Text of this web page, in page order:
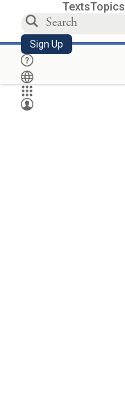
TextsTopics
Sign Up